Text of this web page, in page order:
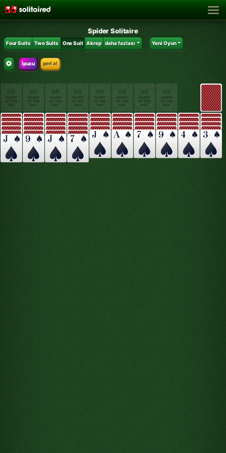
Spider Solitaire
Four Suits Two Suits One Suit Akrep daha fazlası Yeni Oyun
İpucu geri al